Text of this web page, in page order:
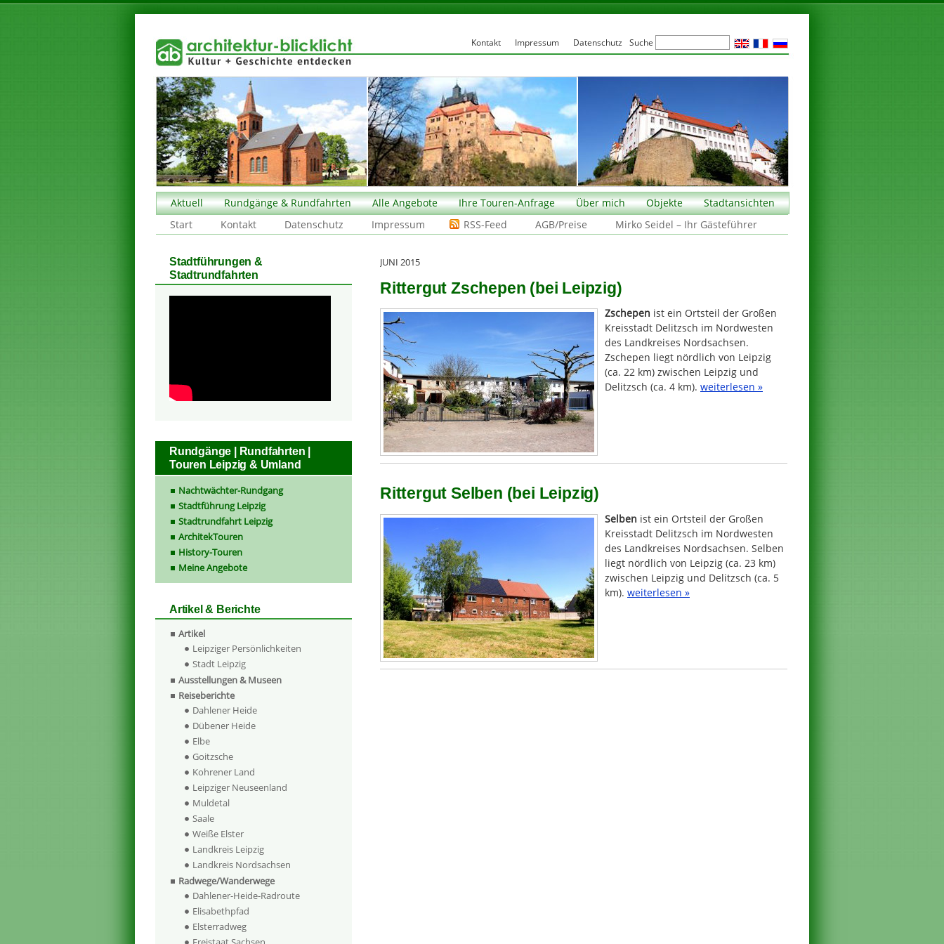
Aktuell Rundgänge & Rundfahrten Alle Angebote Ihre Touren-Anfrage Über mich Objekte
Stadtansichten
Start
Kontakt Datenschutz Impressum RSS-Feed AGB/Preise Mirko Seidel – Ihr Gästeführer
JUNI 2015
Rittergut Zschepen (bei Leipzig)
Zschepen ist ein Ortsteil der Großen
Kreisstadt Delitzsch im Nordwesten
des Landkreises Nordsachsen.
Zschepen liegt nördlich von Leipzig
(ca. 22 km) zwischen Leipzig und
Delitzsch (ca. 4 km). weiterlesen »
Rittergut Selben (bei Leipzig)
Selben ist ein Ortsteil der Großen
Kreisstadt Delitzsch im Nordwesten
des Landkreises Nordsachsen. Selben
liegt nördlich von Leipzig (ca. 23 km)
zwischen Leipzig und Delitzsch (ca. 5
km). weiterlesen »
Stadtführungen &
Stadtrundfahrten
Rundgänge | Rundfahrten |
Touren Leipzig & Umland
Nachtwächter-Rundgang
Stadtführung Leipzig
Stadtrundfahrt Leipzig
ArchitekTouren
History-Touren
Meine Angebote
Artikel & Berichte
Artikel
Leipziger Persönlichkeiten
Stadt Leipzig
Ausstellungen & Museen
Reiseberichte
Dahlener Heide
Dübener Heide
Elbe
Goitzsche
Kohrener Land
Leipziger Neuseenland
Muldetal
Saale
Weiße Elster
Landkreis Leipzig
Landkreis Nordsachsen
Radwege/Wanderwege
Dahlener-Heide-Radroute
Elisabethpfad
Elsterradweg
Kontakt Impressum Datenschutz Suche